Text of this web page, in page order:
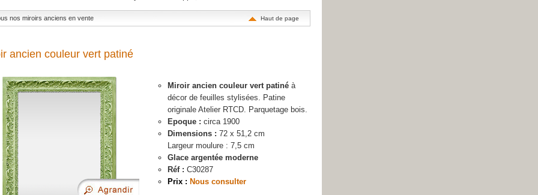
nos miroirs anciens en vente Haut de page
ancien couleur vert patiné
Miroir ancien couleur vert patiné à
décor de feuilles stylisées. Patine
originale Atelier RTCD. Parquetage bois.
Epoque : circa 1900
Dimensions : 72 x 51,2 cm
Largeur moulure : 7,5 cm
Glace argentée moderne
Réf : C30287
Prix : Nous consulter